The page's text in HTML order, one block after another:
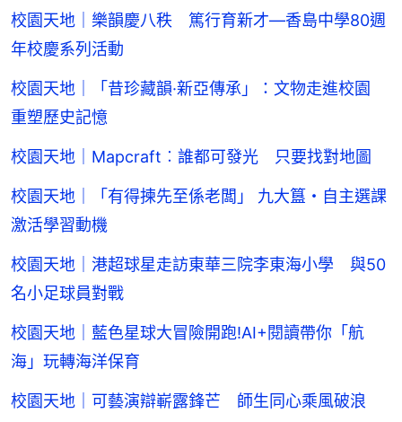
校園天地｜樂韻慶八秩 篤行育新才—香島中學80週
年校慶系列活動
校園天地｜「昔珍藏韻·新亞傳承」：文物走進校園
重塑歷史記憶
校園天地｜Mapcraft︰誰都可發光 只要找對地圖
校園天地｜「有得揀先至係老闆」 九大簋・自主選課
激活學習動機
校園天地｜港超球星走訪東華三院李東海小學 與50
名小足球員對戰
校園天地｜藍色星球大冒險開跑!AI+閱讀帶你「航
海」玩轉海洋保育
校園天地｜可藝演辯嶄露鋒芒 師生同心乘風破浪